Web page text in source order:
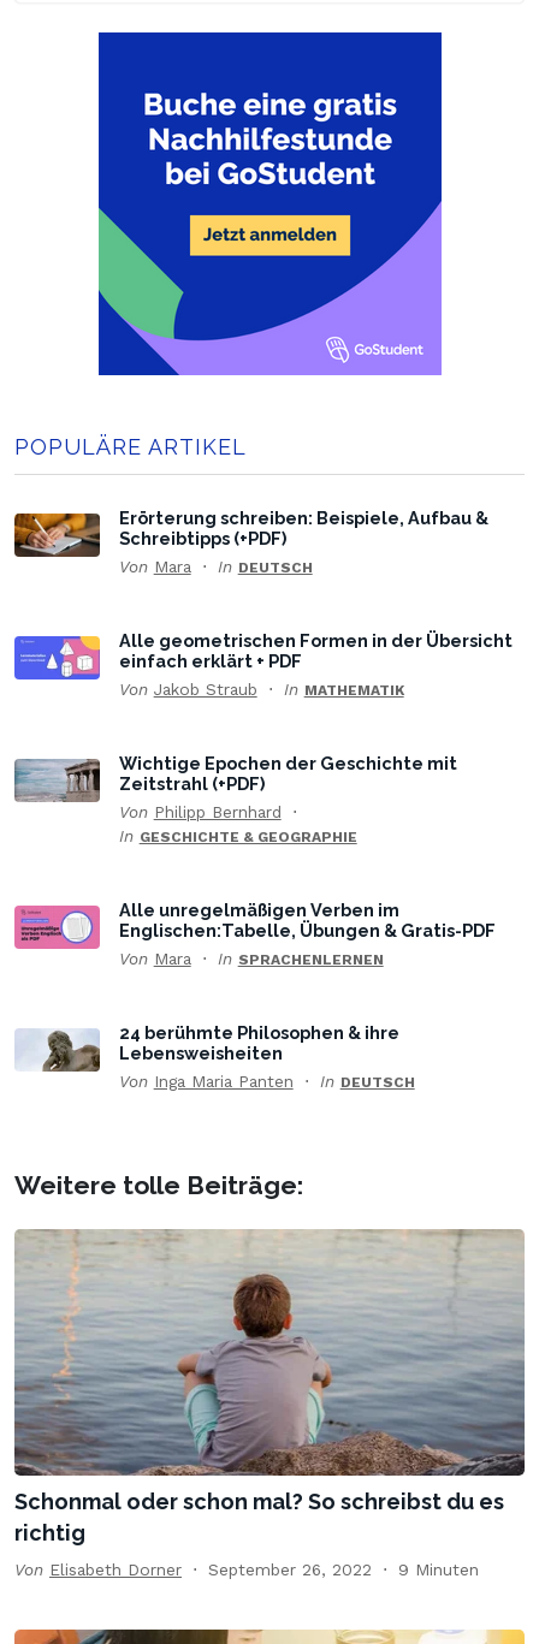
POPULÄRE ARTIKEL
Erörterung schreiben: Beispiele, Aufbau &
Schreibtipps (+PDF)
Von Mara In DEUTSCH
Alle geometrischen Formen in der Übersicht
einfach erklärt + PDF
Von Jakob Straub In MATHEMATIK
Wichtige Epochen der Geschichte mit
Zeitstrahl (+PDF)
Von Philipp Bernhard
In GESCHICHTE & GEOGRAPHIE
Alle unregelmäßigen Verben im
Englischen:Tabelle, Übungen & Gratis-PDF
Von Mara In SPRACHENLERNEN
24 berühmte Philosophen & ihre
Lebensweisheiten
Von Inga Maria Panten In DEUTSCH
Weitere tolle Beiträge:
Schonmal oder schon mal? So schreibst du es
richtig
Von Elisabeth Dorner September 26, 2022 9 Minuten